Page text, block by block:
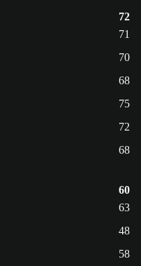
72
71
70
68
75
72
68
60
63
48
58